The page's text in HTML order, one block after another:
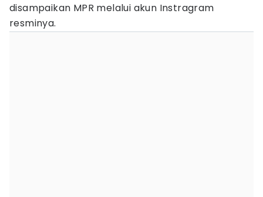
disampaikan MPR melalui akun Instragram
resminya.